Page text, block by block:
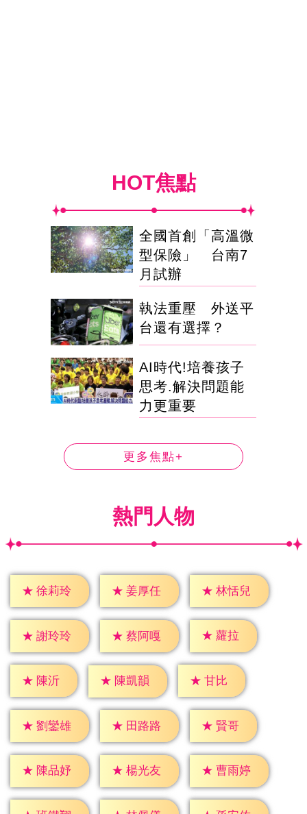
HOT焦點
全國首創「高溫微
型保險」 台南7
月試辦
執法重壓 外送平
台還有選擇？
AI時代!培養孩子
思考.解決問題能
力更重要
更多焦點+
熱門人物
★ 徐莉玲 ★ 姜厚任 ★ 林恬兒
★ 謝玲玲 ★ 蔡阿嘎 ★ 蘿拉
★ 陳沂 ★ 陳凱韻 ★ 甘比
★ 劉鑾雄 ★ 田路路 ★ 賢哥
★ 陳品妤 ★ 楊光友 ★ 曹雨婷